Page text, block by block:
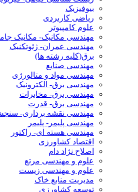
بیوفیزیک
ریاضی کاربردی
علوم کامپیوتر
مهندسی مکانیک- مکانیک
مهندسی عمران- ژئوتکنیک
برق(کلیه رشته ها)
مهندسی صنایع
مهندسی مواد و متالورژی
مهندسی برق- الکترونیک
مهندسی برق- مخابرات
مهندسی برق- قدرت
مهندسی نقشه برداری-
مهندسی پلیمر- پلیمر
مهندسی هسته ای- راکتور
اقتصاد کشاورزی
اصلاح نژاد دام
علوم و مهندسی مرتع
علوم و مهندسی زیست
مدیریت منابع خاک
توسعه کشاورزی